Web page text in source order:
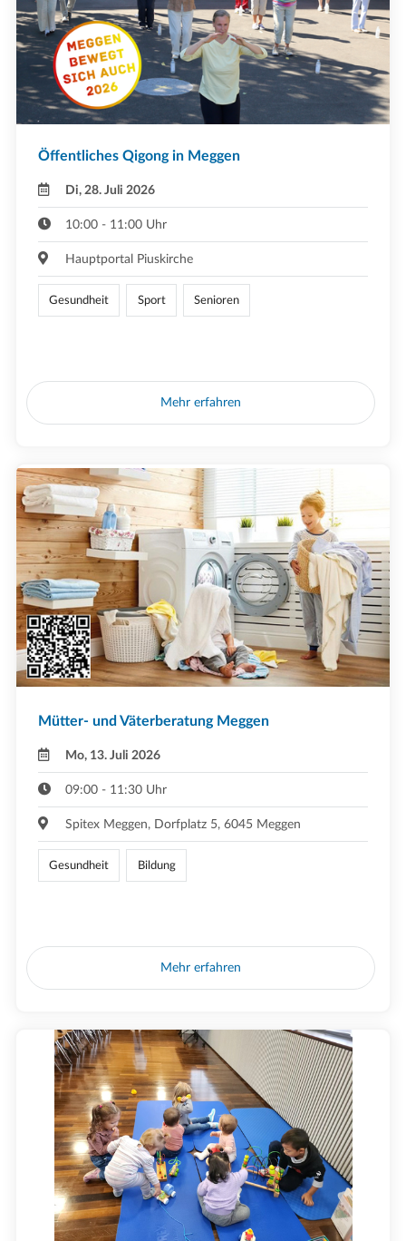
Öffentliches Qigong in Meggen
Di, 28. Juli 2026
10:00 - 11:00 Uhr
Hauptportal Piuskirche
Gesundheit Sport Senioren
Mehr erfahren
Mütter- und Väterberatung Meggen
Mo, 13. Juli 2026
09:00 - 11:30 Uhr
Spitex Meggen, Dorfplatz 5, 6045 Meggen
Gesundheit Bildung
Mehr erfahren